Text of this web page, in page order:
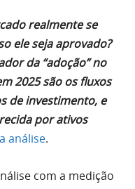
realmente se
ele seja aprovado?
da “adoção” no
2025 são os fluxos
de investimento, e
por ativos
análise.
com a medição